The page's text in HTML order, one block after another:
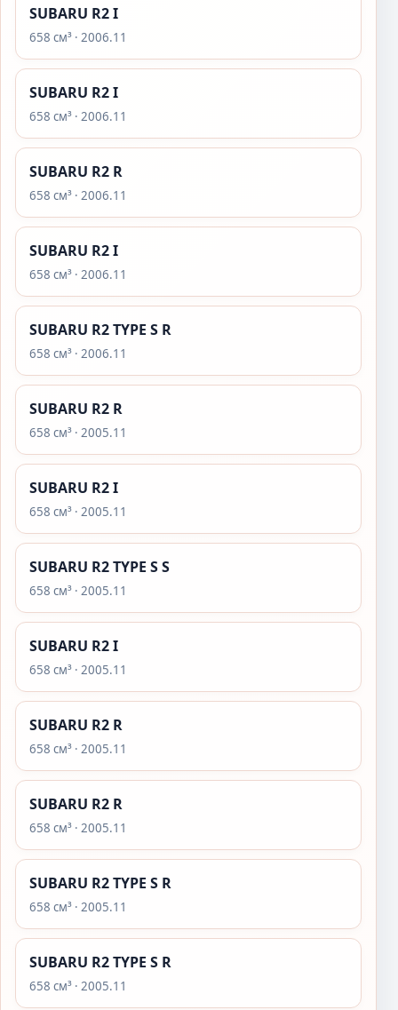
SUBARU R2 I
658 см³ · 2006.11
SUBARU R2 I
658 см³ · 2006.11
SUBARU R2 R
658 см³ · 2006.11
SUBARU R2 I
658 см³ · 2006.11
SUBARU R2 TYPE S R
658 см³ · 2006.11
SUBARU R2 R
658 см³ · 2005.11
SUBARU R2 I
658 см³ · 2005.11
SUBARU R2 TYPE S S
658 см³ · 2005.11
SUBARU R2 I
658 см³ · 2005.11
SUBARU R2 R
658 см³ · 2005.11
SUBARU R2 R
658 см³ · 2005.11
SUBARU R2 TYPE S R
658 см³ · 2005.11
SUBARU R2 TYPE S R
658 см³ · 2005.11